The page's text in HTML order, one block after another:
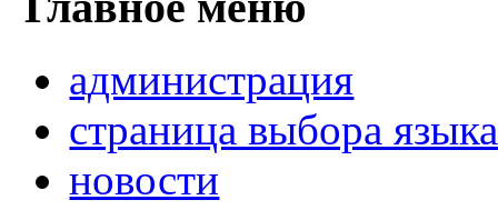
администрация
страница выбора языка
новости